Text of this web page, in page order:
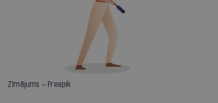
Zīmējums — Freepik